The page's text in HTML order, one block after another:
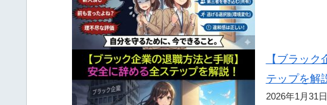
【ブラッ
テップを解
2026年1月31日